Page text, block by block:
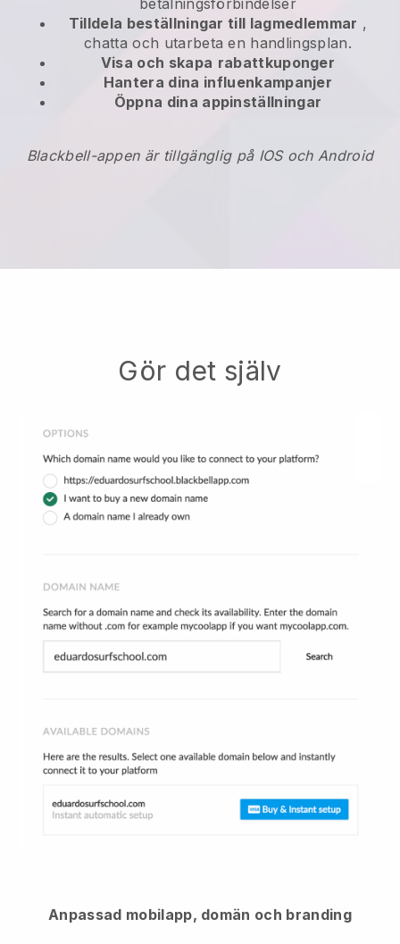
betalningsförbindelser
Tilldela beställningar till lagmedlemmar ,
chatta och utarbeta en handlingsplan.
Visa och skapa rabattkuponger
Hantera dina influenkampanjer
Öppna dina appinställningar
Blackbell-appen är tillgänglig på IOS och Android
Gör det själv
Anpassad mobilapp, domän och branding